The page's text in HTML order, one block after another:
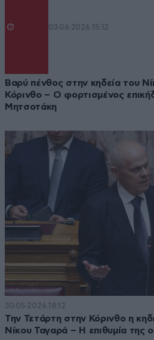
03·06·2026 15:12
Βαρύ πένθος στην κηδεία του
Κόρινθο – Ο φορτισμένος
Μητσοτάκη
30·05·2026 18:12
Την Τετάρτη στην Κόρινθο η
Νίκου Ταγαρά – Η επιθυμία της